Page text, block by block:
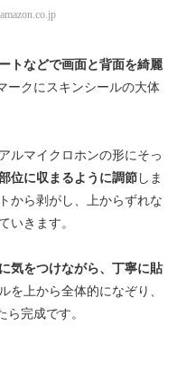
トなどで画面と背面を綺麗
ークにスキンシールの大体
ルマイクロホンの形にそっ
位に収まるように調節 しま
から剥がし、上からずれな
いきます。
気をつけながら、丁寧に貼
を上から全体的になぞり、
ら完成です。